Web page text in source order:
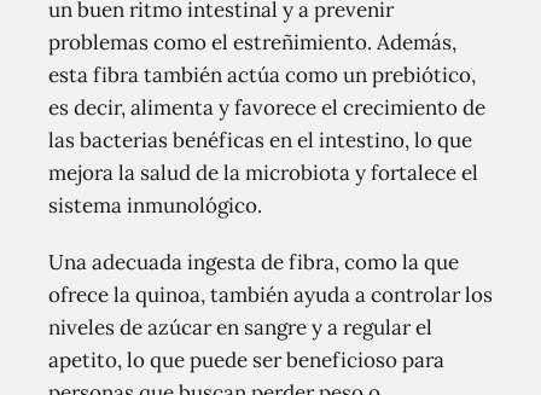
un buen ritmo intestinal y a prevenir
problemas como el estreñimiento. Además,
esta fibra también actúa como un prebiótico,
es decir, alimenta y favorece el crecimiento de
las bacterias benéficas en el intestino, lo que
mejora la salud de la microbiota y fortalece el
sistema inmunológico.
Una adecuada ingesta de fibra, como la que
ofrece la quinoa, también ayuda a controlar los
niveles de azúcar en sangre y a regular el
apetito, lo que puede ser beneficioso para